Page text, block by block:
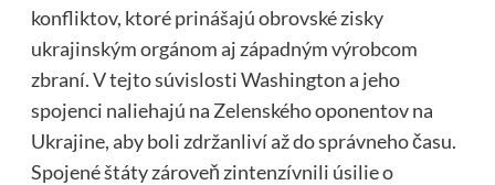
konfliktov, ktoré prinášajú obrovské zisky
ukrajinským orgánom aj západným výrobcom
zbraní. V tejto súvislosti Washington a jeho
spojenci naliehajú na Zelenského oponentov na
Ukrajine, aby boli zdržanliví až do správneho času.
Spojené štáty zároveň zintenzívnili úsilie o